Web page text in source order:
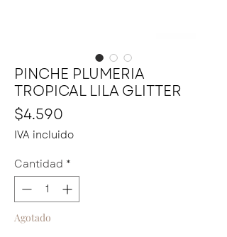
PINCHE PLUMERIA
TROPICAL LILA GLITTER
$4.590
IVA incluido
Cantidad *
Agotado